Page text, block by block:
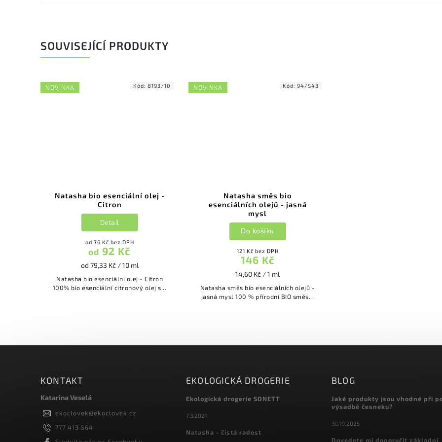
SOUVISEJÍCÍ PRODUKTY
NOVINKA
Natasha bio esenciální olej -
Citron
od 76 Kč bez DPH
od 92 Kč
od 79,33 Kč / 10 ml
Detail
Natasha bio esenciální olej - Citron
100% bio esenciální citronový olej s...
Kód: 8193/10 NOVINKA
Natasha směs bio
esenciálních olejů - jasná
mysl
121 Kč bez DPH
146 Kč
14,60 Kč / 1 ml
Do košíku
Natasha směs bio esenciálních olejů -
jasná mysl 100 % přírodní BIO směs...
Kód: 94/S43
KONTAKT
Katarina Veselá
ekoclovek@ekoclovek.cz
777 413 564
EKOLOGICKÁ DROGERIE
Ekologická drogerie SONETT
7.3.2021
Natasha - čistá radost
BLOG
Jaké produkty jsou vhodné při
výsadbě česneku?
30.10.2025
Dovedete mi doporučit základní